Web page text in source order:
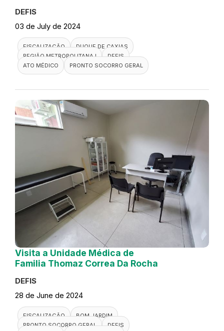
DEFIS
03 de July de 2024
FISCALIZAÇÃO
DUQUE DE CAXIAS
REGIÃO METROPOLITANA I
DEFIS
ATO MÉDICO
PRONTO SOCORRO GERAL
Visita a Unidade Médica de
Familia Thomaz Correa Da Rocha
DEFIS
28 de June de 2024
FISCALIZAÇÃO
BOM JARDIM
PRONTO SOCORRO GERAL
DEFIS